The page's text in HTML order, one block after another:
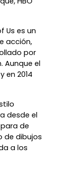
Us es un
acción,
por
Aunque el
en 2014
desde el
de
de dibujos
a los